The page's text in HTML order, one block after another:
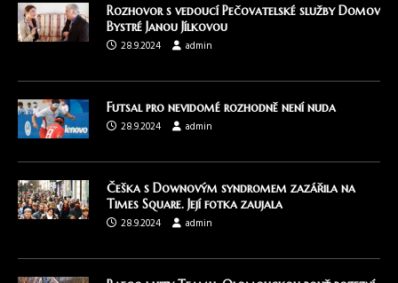
Rozhovor s vedoucí Pečovatelské služby Domov
Bystré Janou Jílkovou
28.9.2024
admin
Futsal pro nevidomé rozhodně není nuda
28.9.2024
admin
Češka s Downovým syndromem zazářila na
Times Square. Její fotka zaujala
28.9.2024
admin